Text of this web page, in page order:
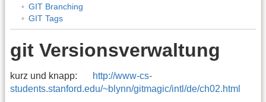
GIT Branching
GIT Tags
git Versionsverwaltung
kurz und knapp:
http://www-cs-
students.stanford.edu/~blynn/gitmagic/intl/de/ch02.html